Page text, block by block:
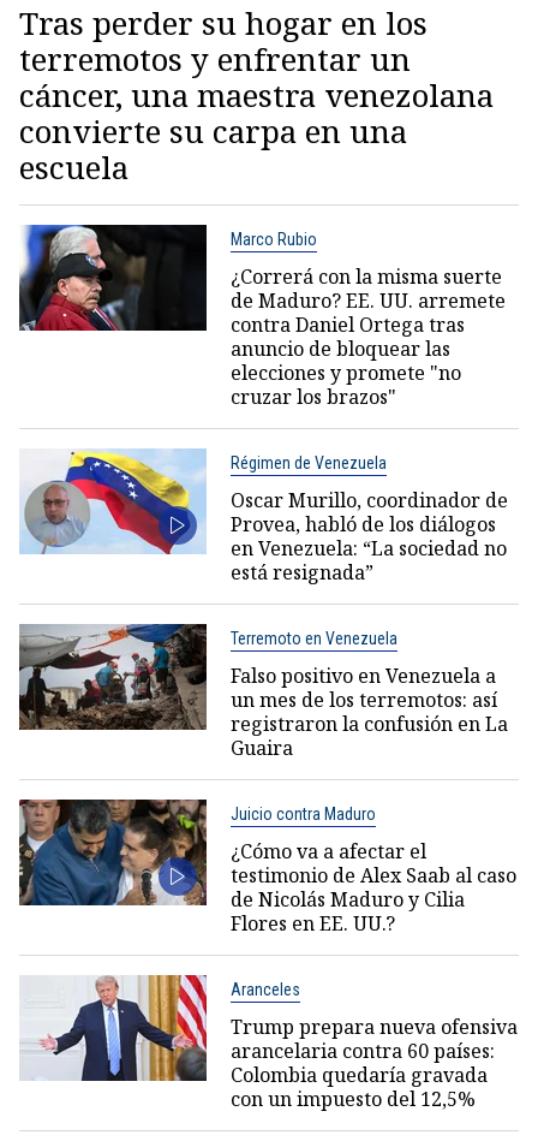
Tras perder su hogar en los
terremotos y enfrentar un
cáncer, una maestra venezolana
convierte su carpa en una
escuela
Marco Rubio
¿Correrá con la misma suerte
de Maduro? EE. UU. arremete
contra Daniel Ortega tras
anuncio de bloquear las
elecciones y promete "no
cruzar los brazos"
Régimen de Venezuela
Oscar Murillo, coordinador de
Provea, habló de los diálogos
en Venezuela: “La sociedad no
está resignada”
Terremoto en Venezuela
Falso positivo en Venezuela a
un mes de los terremotos: así
registraron la confusión en La
Guaira
Juicio contra Maduro
¿Cómo va a afectar el
testimonio de Alex Saab al caso
de Nicolás Maduro y Cilia
Flores en EE. UU.?
Aranceles
Trump prepara nueva ofensiva
arancelaria contra 60 países:
Colombia quedaría gravada
con un impuesto del 12,5%